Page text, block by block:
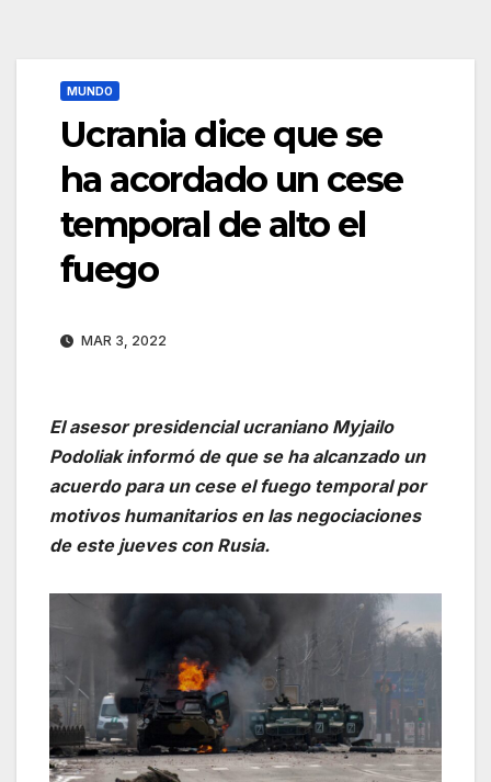
MUNDO
Ucrania dice que se
ha acordado un cese
temporal de alto el
fuego
MAR 3, 2022
El asesor presidencial ucraniano Myjailo
Podoliak informó de que se ha alcanzado un
acuerdo para un cese el fuego temporal por
motivos humanitarios en las negociaciones
de este jueves con Rusia.